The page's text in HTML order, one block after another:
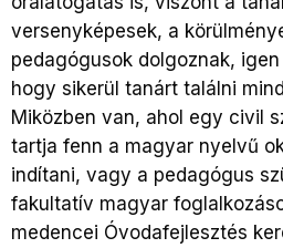
versenyképesek, a
pedagógusok dolgoznak,
hogy sikerül tanárt találni
Miközben van, ahol egy civil
tartja fenn a magyar nyelvű
indítani, vagy a pedagógus
fakultatív magyar
medencei Óvodafejlesztés